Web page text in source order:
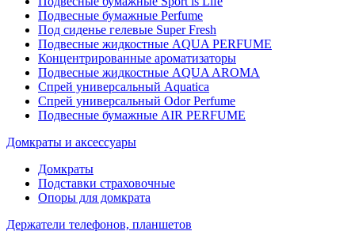
Подвесные бумажные Perfume
Под сиденье гелевые Super Fresh
Подвесные жидкостные AQUA PERFUME
Концентрированные ароматизаторы
Подвесные жидкостные AQUA AROMA
Спрей универсальный Aquatica
Спрей универсальный Odor Perfume
Подвесные бумажные AIR PERFUME
Домкраты и аксессуары
Домкраты
Подставки страховочные
Опоры для домкрата
Держатели телефонов, планшетов